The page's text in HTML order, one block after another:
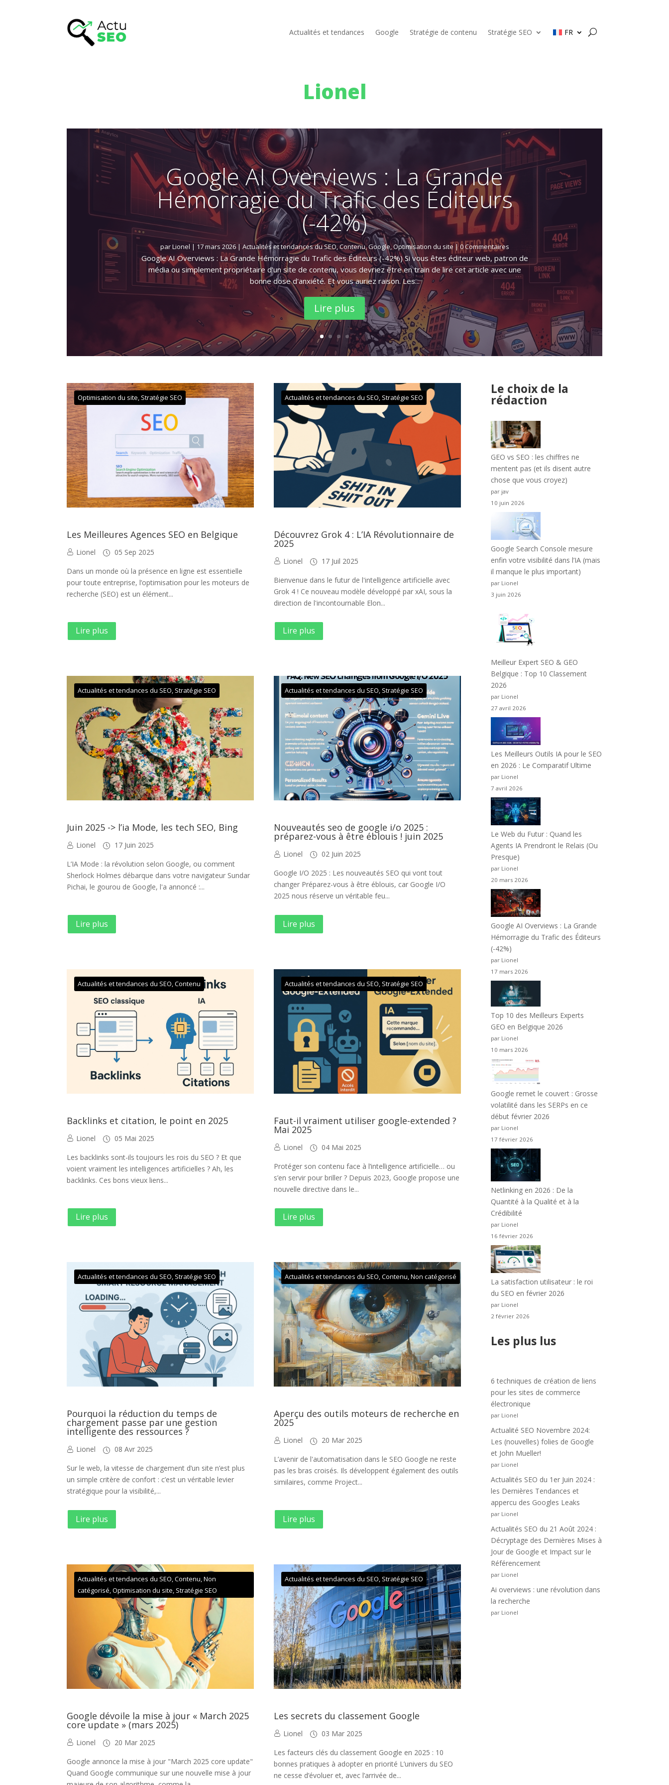
Actualités et tendances Google Stratégie de contenu Stratégie SEO FR
Lionel
Google AI Overviews : La Grande
Hémorragie du Trafic des Éditeurs
(-42%)
parLionel | 17 mars 2026| Actualités et tendances du SEO,Contenu,Google,Optimisation du site| 0 Commentaires
Google AI Overviews : La Grande Hémorragie du Trafic des Éditeurs (-42%) Si vous êtes éditeur web, patron de
média ou simplement propriétaire d'un site de contenu, vous devriez être en train de lire cet article avec une
bonne dose d'anxiété. Et vous auriez raison. Les...
Lire plus
Optimisation du site Stratégie SEO
Les Meilleures Agences SEO en Belgique
Lionel
05 Sep 2025
Dans un monde où la présence en ligne est essentielle
pour toute entreprise, l’optimisation pour les moteurs de
recherche (SEO) est un élément...
Lire plus
Actualités et tendances du SEO Stratégie SEO
Découvrez Grok 4 : L’IA Révolutionnaire de
2025
Lionel
17 Juil 2025
Bienvenue dans le futur de l'intelligence artificielle avec
Grok 4 ! Ce nouveau modèle développé par xAI, sous la
direction de l'incontournable Elon...
Lire plus
Actualités et tendances du SEO, Stratégie SEO
Juin 2025 -> l’ia Mode, les tech SEO, Bing
Lionel
17 Juin 2025
L’IA Mode : la révolution selon Google, ou comment
Sherlock Holmes débarque dans votre navigateur Sundar
Pichai, le gourou de Google, l'a annoncé :...
Lire plus
Actualités et tendances du SEO, Stratégie SEO
Nouveautés seo de google i/o 2025 :
préparez-vous à être éblouis ! juin 2025
Lionel
02 Juin 2025
Google I/O 2025 : Les nouveautés SEO qui vont tout
changer Préparez-vous à être éblouis, car Google I/O
2025 nous réserve un véritable feu...
Lire plus
Actualités et tendances du SEO,Contenu
Backlinks et citation, le point en 2025
Lionel
05 Mai 2025
Les backlinks sont-ils toujours les rois du SEO ? Et que
voient vraiment les intelligences artificielles ? Ah, les
backlinks. Ces bons vieux liens...
Lire plus
Actualités et tendances du SEO, Stratégie SEO
Faut-il vraiment utiliser google-extended ?
Mai 2025
Lionel
04 Mai 2025
Protéger son contenu face à l’intelligence artificielle… ou
s’en servir pour briller ? Depuis 2023, Google propose une
nouvelle directive dans le...
Lire plus
Actualités et tendances du SEO, Stratégie SEO
Pourquoi la réduction du temps de
chargement passe par une gestion
intelligente des ressources ?
Lionel
08 Avr 2025
Sur le web, la vitesse de chargement d’un site n’est plus
un simple critère de confort : c’est un véritable levier
stratégique pour la visibilité,...
Lire plus
Actualités et tendances du SEO,Contenu,Non catégorisé
Aperçu des outils moteurs de recherche en
2025
Lionel
20 Mar 2025
L’avenir de l'automatisation dans le SEO Google ne reste
pas les bras croisés. Ils développent également des outils
similaires, comme Project...
Lire plus
Actualités et tendances du SEO,Contenu,Non
catégorisé,Optimisation du site, Stratégie SEO
Google dévoile la mise à jour « March 2025
core update » (mars 2025)
Lionel
20 Mar 2025
Google annonce la mise à jour "March 2025 core update"
Quand Google communique sur une nouvelle mise à jour
Actualités et tendances du SEO, Stratégie SEO
Les secrets du classement Google
Lionel
03 Mar 2025
Les facteurs clés du classement Google en 2025 : 10
bonnes pratiques à adopter en priorité L’univers du SEO
ne cesse d’évoluer et, avec l’arrivée de...
Le choix de la
rédaction
GEO vs SEO : les chiffres ne
mentent pas (et ils disent autre
chose que vous croyez)
par jav
10 juin 2026
Google Search Console mesure
enfin votre visibilité dans l’IA (mais
il manque le plus important)
par Lionel
3 juin 2026
Meilleur Expert SEO & GEO
Belgique : Top 10 Classement
2026
par Lionel
27 avril 2026
Les Meilleurs Outils IA pour le SEO
en 2026 : Le Comparatif Ultime
par Lionel
7 avril 2026
Le Web du Futur : Quand les
Agents IA Prendront le Relais (Ou
Presque)
par Lionel
20 mars 2026
Google AI Overviews : La Grande
Hémorragie du Trafic des Éditeurs
(-42%)
par Lionel
17 mars 2026
Top 10 des Meilleurs Experts
GEO en Belgique 2026
par Lionel
10 mars 2026
Google remet le couvert : Grosse
volatilité dans les SERPs en ce
début février 2026
par Lionel
17 février 2026
Netlinking en 2026 : De la
Quantité à la Qualité et à la
Crédibilité
par Lionel
16 février 2026
La satisfaction utilisateur : le roi
du SEO en février 2026
par Lionel
2 février 2026
Les plus lus
6 techniques de création de liens
pour les sites de commerce
électronique
par Lionel
Actualité SEO Novembre 2024:
Les (nouvelles) folies de Google
et John Mueller!
par Lionel
Actualités SEO du 1er Juin 2024 :
les Dernières Tendances et
appercu des Googles Leaks
par Lionel
Actualités SEO du 21 Août 2024 :
Décryptage des Dernières Mises à
Jour de Google et Impact sur le
Référencement
par Lionel
Ai overviews : une révolution dans
la recherche
par Lionel